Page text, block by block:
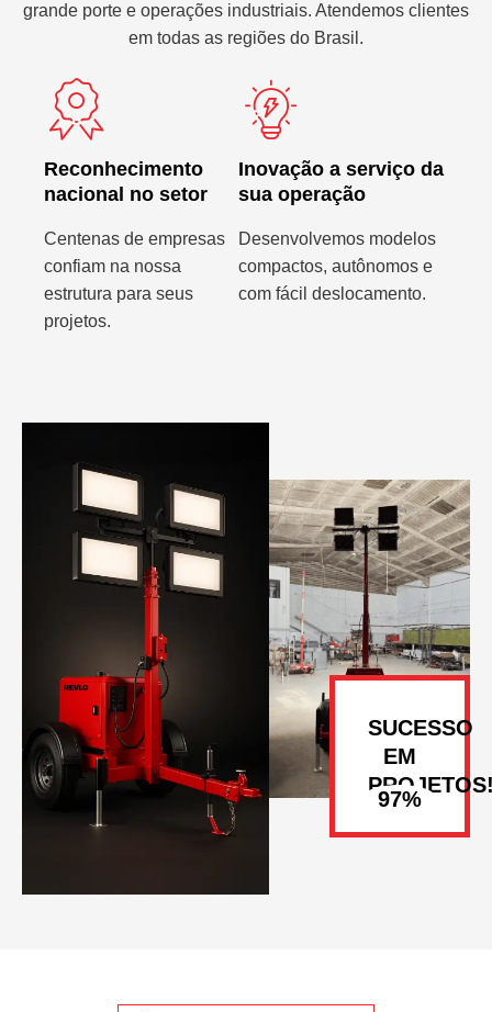
SUCESSO
EM
grande porte e operações industriais. Atendemos clientes
em todas as regiões do Brasil.
Reconhecimento
nacional no setor
Centenas de empresas
confiam na nossa
estrutura para seus
projetos.
Inovação a serviço da
sua operação
Desenvolvemos modelos
compactos, autônomos e
com fácil deslocamento.